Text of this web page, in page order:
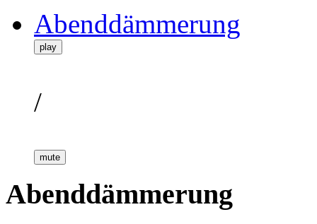
Abenddämmerung
play
/
mute
Abenddämmerung